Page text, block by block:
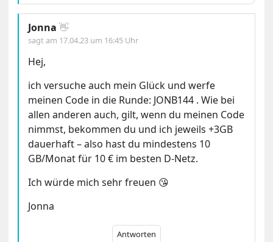
Jonna 👋
sagt am 17.04.23 um 16:45 Uhr
Hej,
ich versuche auch mein Glück und werfe
meinen Code in die Runde: JONB144 . Wie bei
allen anderen auch, gilt, wenn du meinen Code
nimmst, bekommen du und ich jeweils +3GB
dauerhaft – also hast du mindestens 10
GB/Monat für 10 € im besten D-Netz.
Ich würde mich sehr freuen 😘
Jonna
Antworten